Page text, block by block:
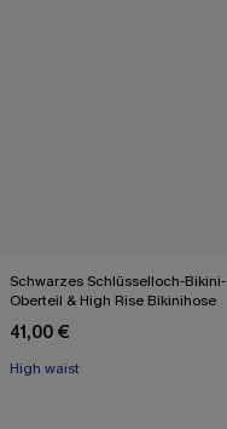
Schwarzes Schlüsselloch-Bikini-
Oberteil & High Rise Bikinihose
41,00 €
High waist